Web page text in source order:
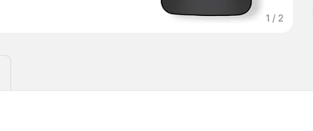
1 / 2